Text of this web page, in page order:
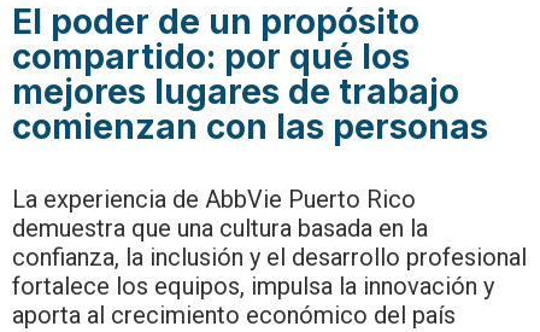
El poder de un propósito
compartido: por qué los
mejores lugares de trabajo
comienzan con las personas
La experiencia de AbbVie Puerto Rico
demuestra que una cultura basada en la
confianza, la inclusión y el desarrollo profesional
fortalece los equipos, impulsa la innovación y
aporta al crecimiento económico del país